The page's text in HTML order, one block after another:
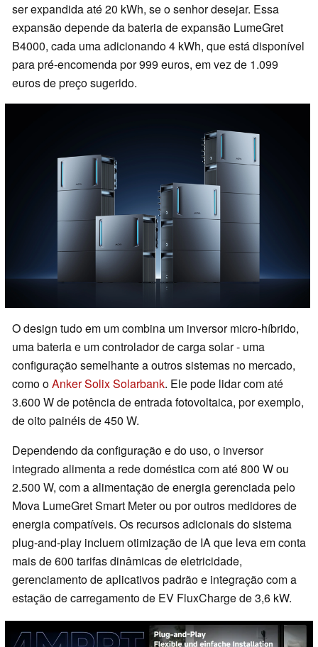
ser expandida até 20 kWh, se o senhor desejar. Essa
expansão depende da bateria de expansão LumeGret
B4000, cada uma adicionando 4 kWh, que está disponível
para pré-encomenda por 999 euros, em vez de 1.099
euros de preço sugerido.
O design tudo em um combina um inversor micro-híbrido,
uma bateria e um controlador de carga solar - uma
configuração semelhante a outros sistemas no mercado,
como oAnker Solix Solarbank. Ele pode lidar com até
3.600 W de potência de entrada fotovoltaica, por exemplo,
de oito painéis de 450 W.
Dependendo da configuração e do uso, o inversor
integrado alimenta a rede doméstica com até 800 W ou
2.500 W, com a alimentação de energia gerenciada pelo
Mova LumeGret Smart Meter ou por outros medidores de
energia compatíveis. Os recursos adicionais do sistema
plug-and-play incluem otimização de IA que leva em conta
mais de 600 tarifas dinâmicas de eletricidade,
gerenciamento de aplicativos padrão e integração com a
estação de carregamento de EV FluxCharge de 3,6 kW.